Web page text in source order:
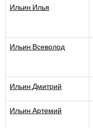
Ильин Илья
Ильин Всеволод
Ильин Дмитрий
Ильин Артемий